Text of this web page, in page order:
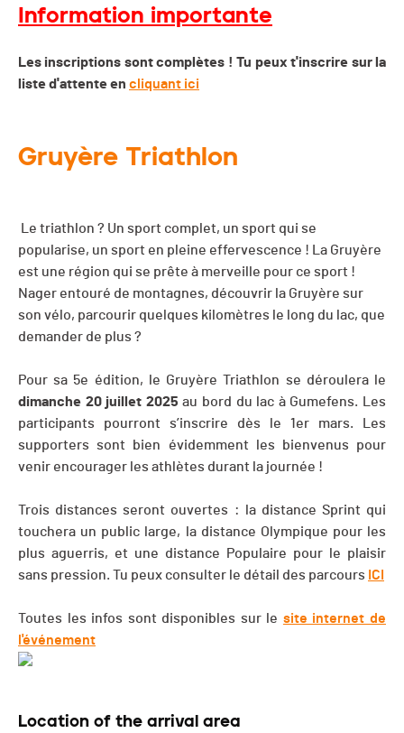
Information importante
Les inscriptions sont complètes ! Tu peux t'inscrire sur la
liste d'attente en cliquant ici
Gruyère Triathlon
Le triathlon ? Un sport complet, un sport qui se
popularise, un sport en pleine effervescence ! La Gruyère
est une région qui se prête à merveille pour ce sport !
Nager entouré de montagnes, découvrir la Gruyère sur
son vélo, parcourir quelques kilomètres le long du lac, que
demander de plus ?
Pour sa 5e édition, le Gruyère Triathlon se déroulera le
dimanche 20 juillet 2025 au bord du lac à Gumefens. Les
participants pourront s’inscrire dès le 1er mars. Les
supporters sont bien évidemment les bienvenus pour
venir encourager les athlètes durant la journée !
Trois distances seront ouvertes : la distance Sprint qui
touchera un public large, la distance Olympique pour les
plus aguerris, et une distance Populaire pour le plaisir
sans pression. Tu peux consulter le détail des parcours ICI
Toutes les infos sont disponibles sur le site internet de
l'événement
Location of the arrival area